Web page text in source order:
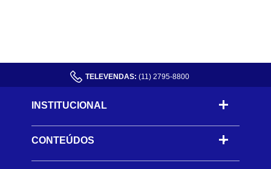
TELEVENDAS: (11) 2795-8800
INSTITUCIONAL
CONTEÚDOS -